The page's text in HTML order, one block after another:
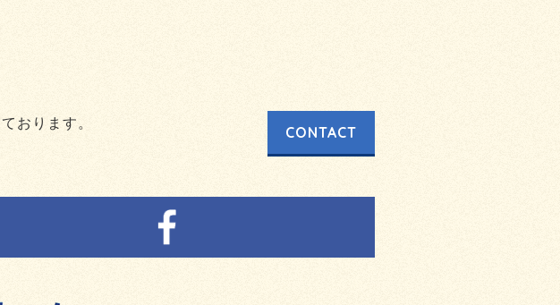
おります。
CONTACT